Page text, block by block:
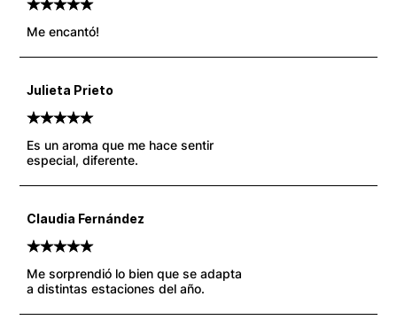
Valorado5sobre 5 basado en
5
Me encantó!
Julieta Prieto
Valorado5sobre 5 basado en
5
Es un aroma que me hace sentir
especial, diferente.
Claudia Fernández
Valorado5sobre 5 basado en
5
Me sorprendió lo bien que se adapta
a distintas estaciones del año.